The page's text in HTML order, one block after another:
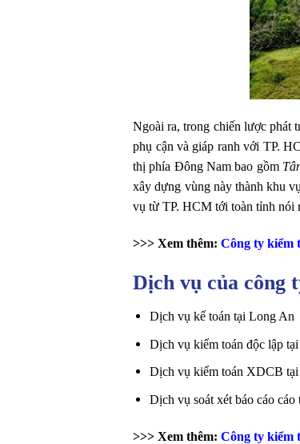
Ngoài ra, trong chiến lược phát
phụ cận và giáp ranh với TP.
thị phía Đông Nam bao gồm
xây dựng vùng này thành khu
vụ từ TP. HCM tới toàn tỉnh nói
>>> Xem thêm:Công ty kiểm
Dịch vụ của công
Dịch vụ kế toán tại Long An
Dịch vụ kiểm toán độc lập
Dịch vụ kiểm toán XDCB
Dịch vụ soát xét báo cáo
>>> Xem thêm:Công ty kiểm